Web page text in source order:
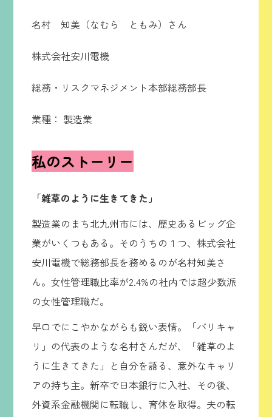
名村 知美（なむら ともみ）さん
株式会社安川電機
総務・リスクマネジメント本部総務部長
業種： 製造業
私のストーリー
「雑草のように生きてきた」
製造業のまち北九州市には、歴史あるビッグ企
業がいくつもある。そのうちの１つ、株式会社
安川電機で総務部長を務めるのが名村知美さ
ん。女性管理職比率が2.4%の社内では超少数派
の女性管理職だ。
早口でにこやかながらも鋭い表情。「バリキャ
リ」の代表のような名村さんだが、「雑草のよ
うに生きてきた」と自分を語る、意外なキャリ
アの持ち主。新卒で日本銀行に入社、その後、
外資系金融機関に転職し、育休を取得。夫の転